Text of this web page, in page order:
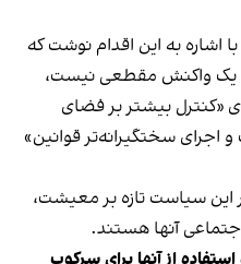
اشاره به این اقدام نوشت که
یک واکنش مقطعی نیست،
«کنترل بیشتر بر فضای
اجرای سختگیرانه‌تر قوانین»
این سیاست‌ تازه بر معیشت،
آنها هستند.